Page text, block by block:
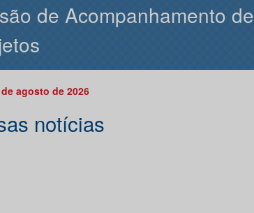
de Acompanhamento de
agosto de 2026
notícias